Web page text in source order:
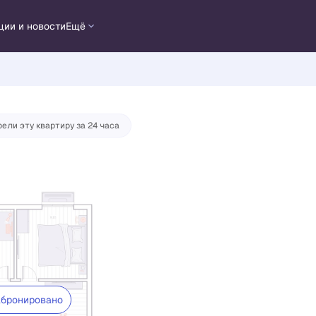
и новостиЕщё
эту квартиру за 24 часа